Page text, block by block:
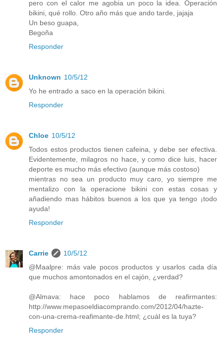
pero con el calor me agobia un poco la idea. Operación
bikini, qué rollo. Otro año más que ando tarde, jajaja
Un beso guapa,
Begoña
Responder
Unknown 10/5/12
Yo he entrado a saco en la operación bikini.
Responder
Chloe 10/5/12
Todos estos productos tienen cafeina, y debe ser efectiva.
Evidentemente, milagros no hace, y como dice luis, hacer
deporte es mucho más efectivo (aunque más costoso)
mientras no sea un producto muy caro, yo siempre me
mentalizo con la operacione bikini con estas cosas y
añadiendo mas hábitos buenos a los que ya tengo ¡todo
ayuda!
Responder
Carrie
10/5/12
@Maalpre: más vale pocos productos y usarlos cada día
que muchos amontonados en el cajón, ¿verdad?
@Almava: hace poco hablamos de reafirmantes:
http://www.mepasoeldiacomprando.com/2012/04/hazte-
con-una-crema-reafimante-de.html; ¿cuál es la tuya?
Responder